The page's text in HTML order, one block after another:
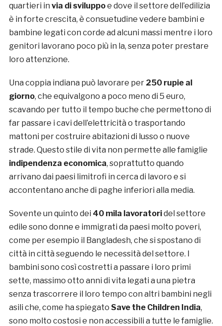
quartieri in via di sviluppoe dove il settore dell’edilizia
è in forte crescita, è consuetudine vedere bambini e
bambine legati con corde ad alcuni massi mentre i loro
genitori lavorano poco più in la, senza poter prestare
loro attenzione.
Una coppia indiana può lavorare per 250 rupie al
giorno, che equivalgono a poco meno di 5 euro,
scavando per tutto il tempo buche che permettono di
far passare i cavi dell’elettricità o trasportando
mattoni per costruire abitazioni di lusso o nuove
strade. Questo stile di vita non permette alle famiglie
indipendenza economica, soprattutto quando
arrivano dai paesi limitrofi in cerca di lavoro e si
accontentano anche di paghe inferiori alla media.
Sovente un quinto dei 40 mila lavoratoridel settore
edile sono donne e immigrati da paesi molto poveri,
come per esempio il Bangladesh, che si spostano di
città in città seguendo le necessità del settore. I
bambini sono così costretti a passare i loro primi
sette, massimo otto anni di vita legati a una pietra
senza trascorrere il loro tempo con altri bambini negli
asili che, come ha spiegato Save the Children India,
sono molto costosi e non accessibili a tutte le famiglie.